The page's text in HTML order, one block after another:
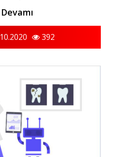
Devamı
392